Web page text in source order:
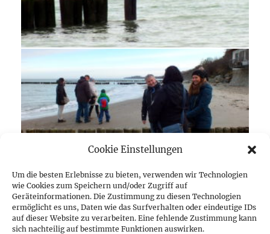
Cookie Einstellungen
Um die besten Erlebnisse zu bieten, verwenden wir Technologien
wie Cookies zum Speichern und/oder Zugriff auf
Geräteinformationen. Die Zustimmung zu diesen Technologien
ermöglicht es uns, Daten wie das Surfverhalten oder eindeutige IDs
auf dieser Website zu verarbeiten. Eine fehlende Zustimmung kann
sich nachteilig auf bestimmte Funktionen auswirken.